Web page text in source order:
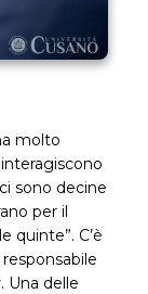
molto
sono decine
per il
quinte”. C’è
Una delle